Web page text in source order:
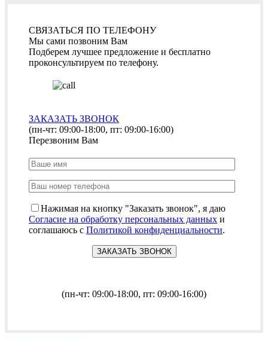
СВЯЗАТЬСЯ ПО ТЕЛЕФОНУ
Мы сами позвоним Вам
Подберем лучшее предложение и бесплатно
проконсультируем по телефону.
ЗАКАЗАТЬ ЗВОНОК
(пн-чт: 09:00-18:00, пт: 09:00-16:00)
Перезвоним Вам
Нажимая на кнопку "Заказать звонок", я даю
Согласие на обработку персональных данных и
соглашаюсь с Политикой конфиденциальности.
(пн-чт: 09:00-18:00, пт: 09:00-16:00)